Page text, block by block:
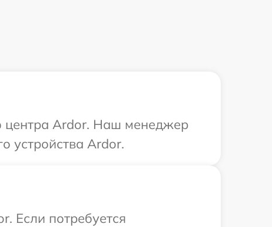
центра Ardor. Наш менеджер
устройства Ardor.
Если потребуется